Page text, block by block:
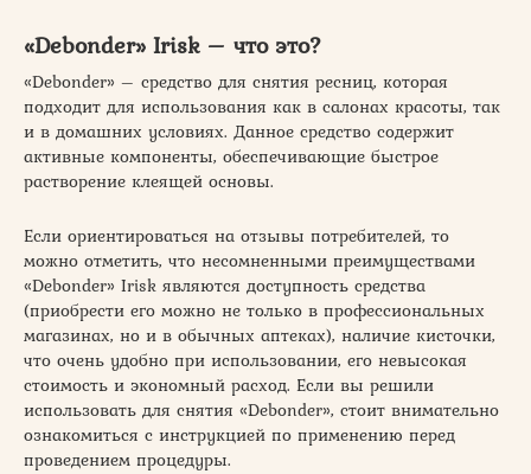
«Debonder» Irisk – что это?
«Debonder» – средство для снятия ресниц, которая
подходит для использования как в салонах красоты, так
и в домашних условиях. Данное средство содержит
активные компоненты, обеспечивающие быстрое
растворение клеящей основы.
Если ориентироваться на отзывы потребителей, то
можно отметить, что несомненными преимуществами
«Debonder» Irisk являются доступность средства
(приобрести его можно не только в профессиональных
магазинах, но и в обычных аптеках), наличие кисточки,
что очень удобно при использовании, его невысокая
стоимость и экономный расход. Если вы решили
использовать для снятия «Debonder», стоит внимательно
ознакомиться с инструкцией по применению перед
проведением процедуры.